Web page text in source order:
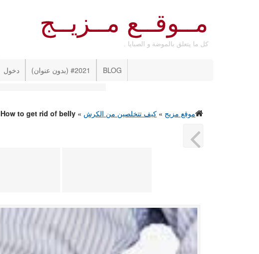
مــوقــع مــزيــج
كل ما يتعلق بالموضة و الصبايا .
دخول #2021 (بدون عنوان) BLOG
موقع مزيج » كيف تتخلصين من الكرش »
How to get rid of belly